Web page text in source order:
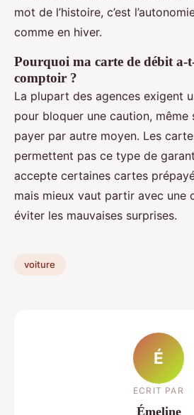
mot de l’histoire, c’est
comme en hiver.
Pourquoi ma carte de débit a-
comptoir ?
La plupart des agences exigent
pour bloquer une caution, même
payer par autre moyen. Les
permettent pas ce type de
accepte certaines cartes
mais mieux vaut partir avec une
éviter les mauvaises surprises.
voiture
É
ECRIT PAR
Émeline